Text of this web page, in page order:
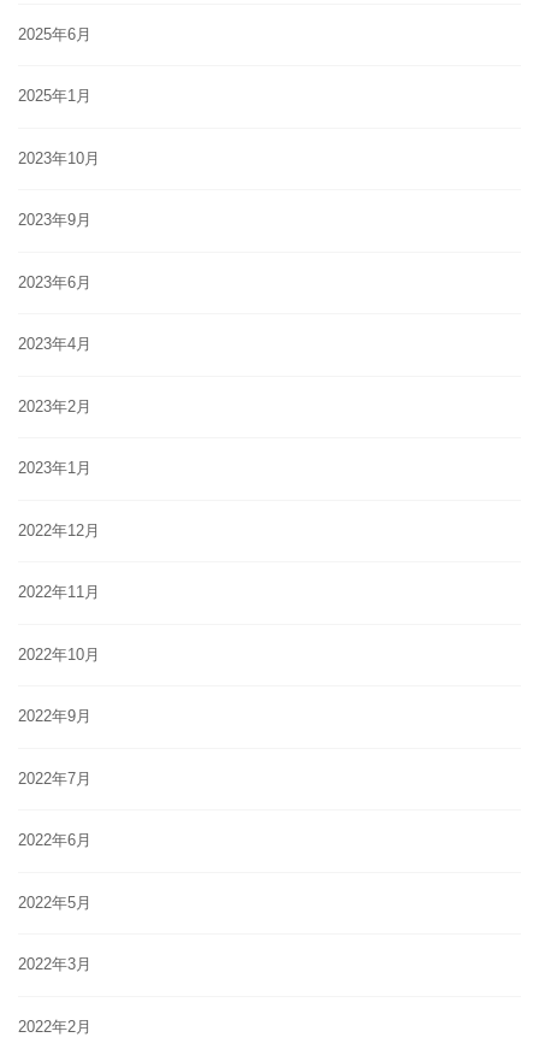
2025年6月
2025年1月
2023年10月
2023年9月
2023年6月
2023年4月
2023年2月
2023年1月
2022年12月
2022年11月
2022年10月
2022年9月
2022年7月
2022年6月
2022年5月
2022年3月
2022年2月